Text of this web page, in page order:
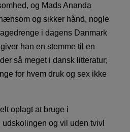
og Mads Ananda
og sikker hånd, nogle
i dagens Danmark
han en stemme til en
så meget i dansk litteratur;
for hvem druk og sex ikke
oplagt at bruge i
og vil uden tvivl